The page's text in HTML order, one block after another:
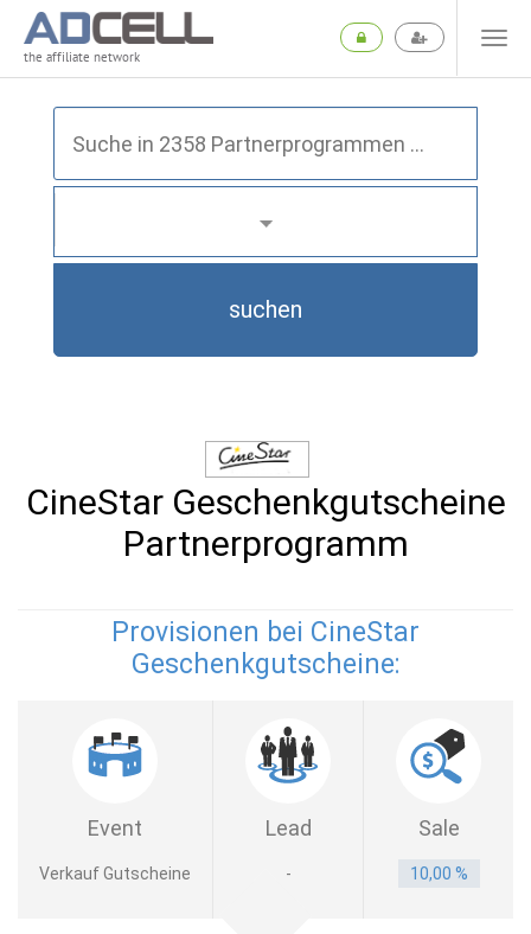
the affiliate network
suchen
CineStar Geschenkgutscheine
Partnerprogramm
Provisionen bei CineStar
Geschenkgutscheine:
Event Lead Sale
Verkauf Gutscheine - 10,00 %